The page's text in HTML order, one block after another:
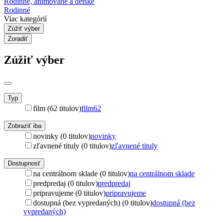
Rodinné
Viac kategórií
Zúžiť výber
Zoradiť
Zúžiť výber
Typ
film (62 titulov)film62
Zobraziť iba
novinky (0 titulov)novinky
zľavnené tituly (0 titulov)zľavnené tituly
Dostupnosť
na centrálnom sklade (0 titulov)na centrálnom sklade
predpredaj (0 titulov)predpredaj
pripravujeme (0 titulov)pripravujeme
dostupná (bez vypredaných) (0 titulov)dostupná (bez
vypredaných)